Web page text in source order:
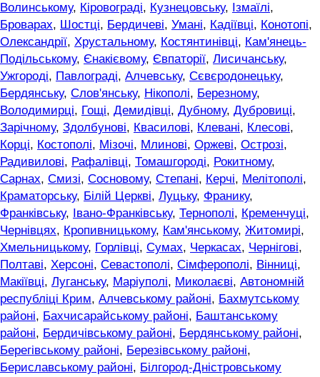
Волинському, Кіровограді, Кузнецовську, Ізмаїлі,
Броварах, Шостці, Бердичеві, Умані, Кадіївці, Конотопі,
Олександрії, Хрустальному, Костянтинівці, Кам'янець-
Подільському, Єнакієвому, Євпаторії, Лисичанську,
Ужгороді, Павлограді, Алчевську, Сєвєродонецьку,
Бердянську, Слов'янську, Нікополі, Березному,
Володимирці, Гощі, Демидівці, Дубному, Дубровиці,
Зарічному, Здолбунові, Квасилові, Клевані, Клесові,
Корці, Костополі, Мізочі, Млинові, Оржеві, Острозі,
Радивилові, Рафалівці, Томашгороді, Рокитному,
Сарнах, Смизі, Сосновому, Степані, Керчі, Мелітополі,
Краматорську, Білій Церкві, Луцьку, Франику,
Франківську, Івано-Франківську, Тернополі, Кременчуці,
Чернівцях, Кропивницькому, Кам'янському, Житомирі,
Хмельницькому, Горлівці, Сумах, Черкасах, Чернігові,
Полтаві, Херсоні, Севастополі, Сімферополі, Вінниці,
Макіївці, Луганську, Маріуполі, Миколаєві, Автономній
республіці Крим, Алчевському районі, Бахмутському
районі, Бахчисарайському районі, Баштанському
районі, Бердичівському районі, Бердянському районі,
Берегівському районі, Березівському районі,
Бериславському районі, Білгород-Дністровському